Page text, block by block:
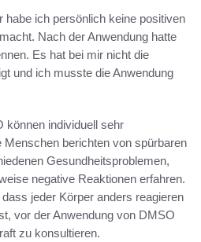
habe ich persönlich keine positiven
Nach der Anwendung hatte
Es hat bei mir nicht die
und ich musste die Anwendung
können individuell sehr
Menschen berichten von spürbaren
Gesundheitsproblemen,
negative Reaktionen erfahren.
jeder Körper anders reagieren
vor der Anwendung von DMSO
zu konsultieren.